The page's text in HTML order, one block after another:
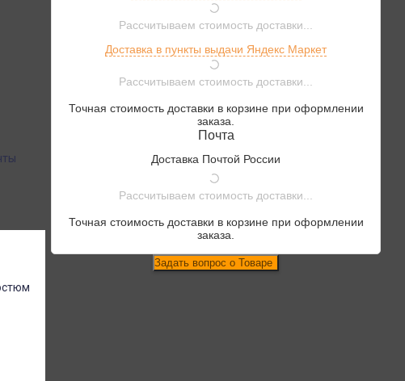
Рассчитываем стоимость доставки...
Доставка в пункты выдачи Яндекс Маркет
Рассчитываем стоимость доставки...
Точная стоимость доставки в корзине при оформлении
заказа.
Почта
Доставка Почтой России
Рассчитываем стоимость доставки...
Точная стоимость доставки в корзине при оформлении
заказа.